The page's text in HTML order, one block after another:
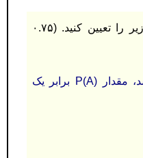
۱- درستی یا نادرستی عبارات زیر را تعیین کنید. (۰.۷۵
الف) اگر پیشامد A نشدنی باشد، مقدار P(A) برابر یک